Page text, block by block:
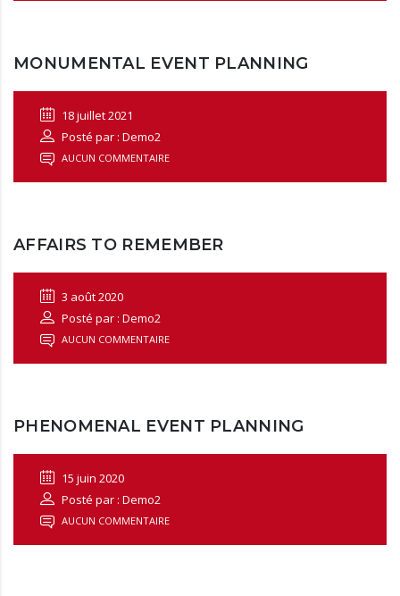
MONUMENTAL EVENT PLANNING
18 juillet 2021
Posté par : Demo2
AUCUN COMMENTAIRE
AFFAIRS TO REMEMBER
3 août 2020
Posté par : Demo2
AUCUN COMMENTAIRE
PHENOMENAL EVENT PLANNING
15 juin 2020
Posté par : Demo2
AUCUN COMMENTAIRE